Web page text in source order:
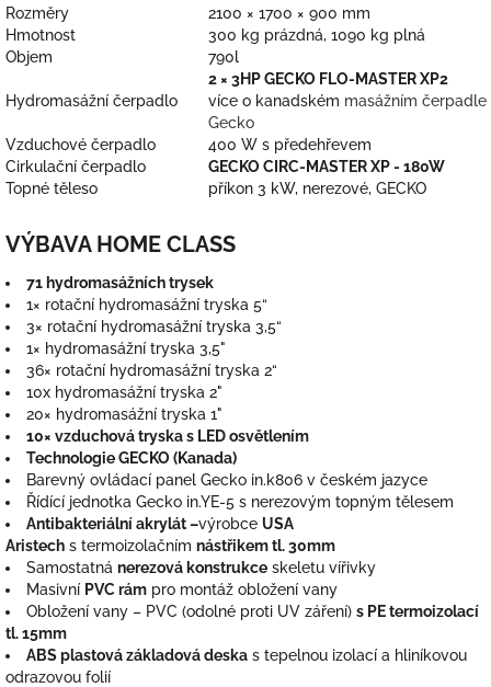
Rozměry
2100 × 1700 × 900 mm
Hmotnost
300 kg prázdná, 1090 kg plná
Objem
790l
Hydromasážní čerpadlo
2 × 3HP GECKO FLO-MASTER XP2
více o kanadském masážním čerpadle
Gecko
Vzduchové čerpadlo
400 W s předehřevem
Cirkulační čerpadlo
GECKO CIRC-MASTER XP - 180W
Topné těleso
příkon 3 kW, nerezové, GECKO
VÝBAVA HOME CLASS
71 hydromasážních trysek
1× rotační hydromasážní tryska 5“
3× rotační hydromasážní tryska 3,5“
1× hydromasážní tryska 3,5"
36× rotační hydromasážní tryska 2“
10x hydromasážní tryska 2"
20× hydromasážní tryska 1"
10× vzduchová tryska s LED osvětlením
Technologie GECKO (Kanada)
Barevný ovládací panel Gecko in.k806 v českém jazyce
Řídící jednotka Gecko in.YE-5 s nerezovým topným tělesem
Antibakteriální akrylát –výrobce USA
Aristech s termoizolačním nástřikem tl. 30mm
Samostatná nerezová konstrukce skeletu vířivky
Masivní PVC rám pro montáž obložení vany
Obložení vany – PVC (odolné proti UV záření) s PE termoizolací
tl. 15mm
ABS plastová základová deska s tepelnou izolací a hliníkovou
odrazovou folií